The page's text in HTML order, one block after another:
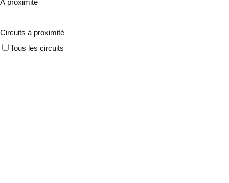
À proximité
Circuits à proximité
Tous les circuits